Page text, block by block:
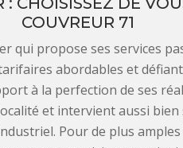
COUVREUR 71
qui propose ses services
abordables et
à la perfection de ses
et intervient aussi
Pour de plus